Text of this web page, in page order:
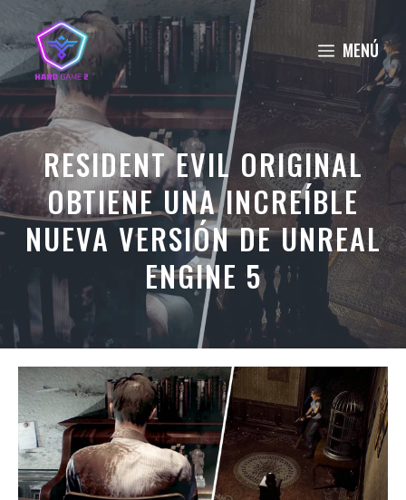
Saltar
al
contenido
MENÚ
RESIDENT EVIL ORIGINAL
OBTIENE UNA INCREÍBLE
NUEVA VERSIÓN DE UNREAL
ENGINE 5